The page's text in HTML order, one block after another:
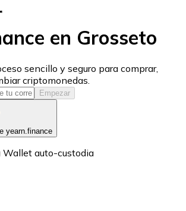
en Grosseto
sencillo y seguro para comprar,
criptomonedas.
Empezar
yearn.finance
Wallet auto-custodia